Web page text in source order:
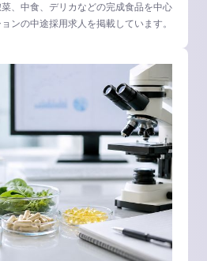
、中食、デリカなどの完成食品を中心
ンの中途採用求人を掲載しています。